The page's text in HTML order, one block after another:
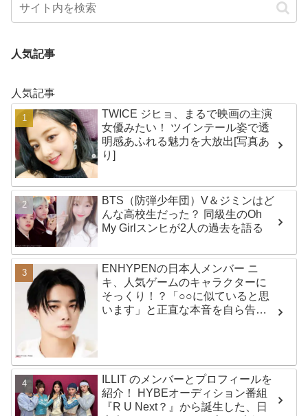
人気記事
人気記事
TWICE ジヒョ、まるで映画の主演
女優みたい！ ツインテール姿で透
明感あふれる魅力を大放出[写真あ
り]
BTS（防弾少年団）V＆ジミンはど
んな高校生だった？ 同級生のOh
My Girlスンヒが2人の過去を語る
ENHYPENの日本人メンバー ニ
キ、人気ゲームのキャラクターに
そっくり！？「○○に似ていると思
います」と正直な本音を自ら告
ILLIT のメンバーとプロフィールを
紹介！ HYBEオーディション番組
『R U Next？』から誕生した、日